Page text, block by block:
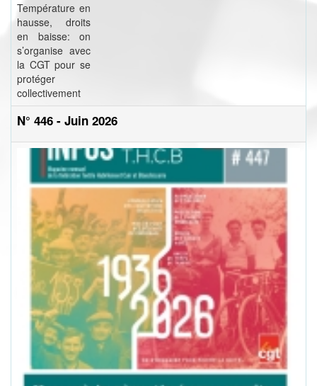
Température en
hausse, droits
en baisse: on
s’organise avec
la CGT pour se
protéger
collectivement
N° 446 - Juin 2026